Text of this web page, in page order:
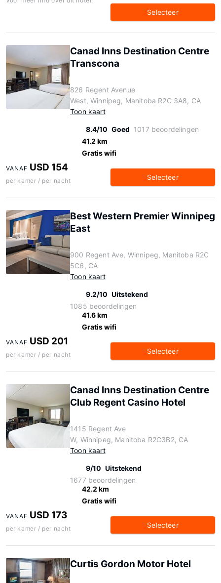
Selecteer
Canad Inns Destination Centre
Transcona
826 Regent Avenue
West, Winnipeg, Manitoba R2C 3A8, CA
Toon kaart
8.4/10 Goed 1017 beoordelingen
41.2 km
Gratis wifi
VANAF USD 154
per kamer / per nacht Selecteer
Best Western Premier Winnipeg
East
900 Regent Ave, Winnipeg, Manitoba R2C
5C6, CA
Toon kaart
9.2/10 Uitstekend
1085 beoordelingen
41.6 km
Gratis wifi
VANAF USD 201
per kamer / per nacht Selecteer
Canad Inns Destination Centre
Club Regent Casino Hotel
1415 Regent Ave
W, Winnipeg, Manitoba R2C3B2, CA
Toon kaart
9/10 Uitstekend
1677 beoordelingen
42.2 km
Gratis wifi
VANAF USD 173
per kamer / per nacht Selecteer
Curtis Gordon Motor Hotel